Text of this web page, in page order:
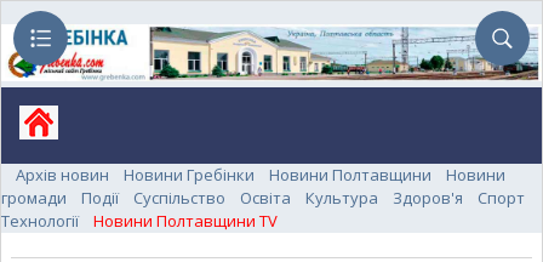
Архів новин Новини Гребінки Новини Полтавщини
Новини
громади
Події Суспільство Освіта Культура Здоров'я
Спорт
Технології
Новини Полтавщини TV